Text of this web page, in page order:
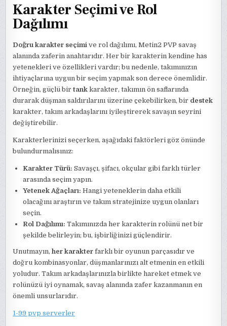
Karakter Seçimi ve Rol
Dağılımı
Doğru karakter seçimi ve rol dağılımı, Metin2 PVP savaş
alanında zaferin anahtarıdır. Her bir karakterin kendine has
yetenekleri ve özellikleri vardır; bu nedenle, takımınızın
ihtiyaçlarına uygun bir seçim yapmak son derece önemlidir.
Örneğin, güçlü birtank karakter, takımın ön saflarında
durarak düşman saldırılarını üzerine çekebilirken, bir destek
karakter, takım arkadaşlarını iyileştirerek savaşın seyrini
değiştirebilir.
Karakterlerinizi seçerken, aşağıdaki faktörleri göz önünde
bulundurmalısınız:
Karakter Türü: Savaşçı, şifacı, okçular gibi farklı türler
arasında seçim yapın.
Yetenek Ağaçları: Hangi yeteneklerin daha etkili
olacağını araştırın ve takım stratejinize uygun olanları
seçin.
Rol Dağılımı: Takımınızda her karakterin rolünü net bir
şekilde belirleyin; bu, işbirliğinizi güçlendirir.
Unutmayın,her karakter farklı bir oyunun parçasıdır ve
doğru kombinasyonlar, düşmanlarınızı alt etmenin en etkili
yoludur. Takım arkadaşlarınızla birlikte hareket etmek ve
rolünüzü iyi oynamak, savaş alanında zafer kazanmanın en
önemli unsurlarıdır.
1-99 pvp serverler